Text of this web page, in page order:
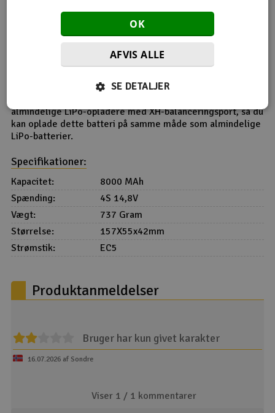
Har du en G-tech oplader og batteri, vil opladeren
kommunikere med batteriet via balancestikket. Her
modtager opladeren information om batteriet såsom
celletal, spænding, kapacitet og helbred. Laderne vælger
Ladestyrken kan ændres manuelt efter opstart, hvis det er
almindelige LiPo-opladere med XH-balanceringsport, så du
kan oplade dette batteri på samme måde som almindelige
LiPo-batterier.
Specifikationer:
Kapacitet:
8000 MAh
Spænding:
4S 14,8V
Vægt:
737 Gram
Størrelse:
157X55x42mm
Strømstik:
EC5
Produktanmeldelser
Bruger har kun givet karakter
16.07.2026 af Sondre
Viser 1 / 1 kommentarer
OK
AFVIS ALLE
SE DETALJER